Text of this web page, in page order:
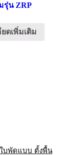
รุ่น ZRP
ยดเพิ่มเติม
บพัดแบบ ตั้งพื้น